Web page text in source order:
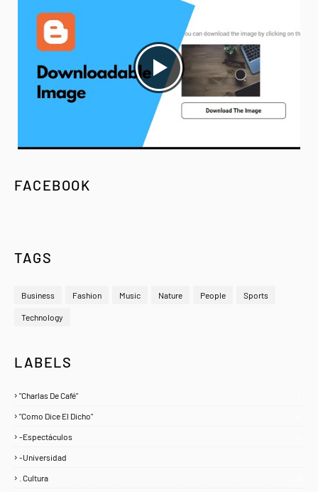
FACEBOOK
TAGS
Business Fashion Music Nature People Sports
Technology
LABELS
"Charlas De Café"
"Como Dice El Dicho"
-Espectáculos
-Universidad
. Cultura